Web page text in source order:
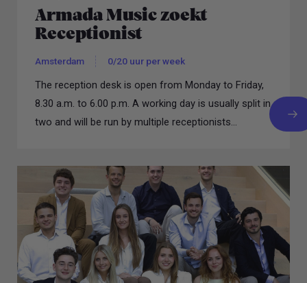
Armada Music zoekt
Receptionist
Amsterdam 0/20 uur per week
The reception desk is open from Monday to Friday,
8.30 a.m. to 6.00 p.m. A working day is usually split in
two and will be run by multiple receptionists...